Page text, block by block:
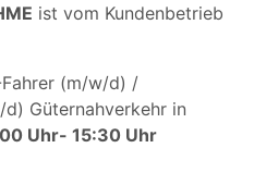
ist vom Kundenbetrieb
(m/w/d) /
Güternahverkehr in
Uhr- 15:30 Uhr